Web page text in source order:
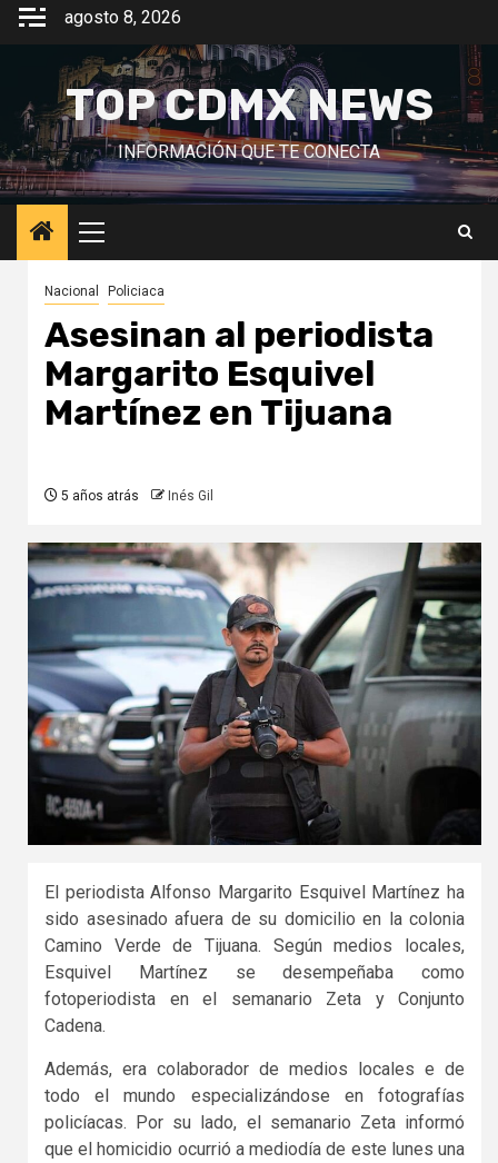
Saltar
contenido
agosto 8, 2026
TOP CDMX NEWS
INFORMACIÓN QUE TE CONECTA
Menú
principal
Nacional Policiaca
Asesinan al periodista
Margarito Esquivel
Martínez en Tijuana
5 años atrás Inés Gil
El periodista Alfonso Margarito Esquivel Martínez ha
sido asesinado afuera de su domicilio en la colonia
Camino Verde de Tijuana. Según medios locales,
Esquivel Martínez se desempeñaba como
fotoperiodista en el semanario Zeta y Conjunto
Cadena.
Además, era colaborador de medios locales e de
todo el mundo especializándose en fotografías
policíacas. Por su lado, el semanario Zeta informó
que el homicidio ocurrió a mediodía de este lunes una